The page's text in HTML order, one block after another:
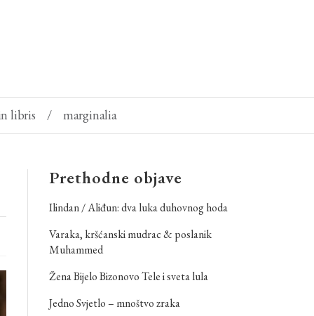
libris / marginalia
Prethodne objave
Ilindan / Aliđun: dva luka duhovnog hoda
Varaka, kršćanski mudrac & poslanik
Muhammed
Žena Bijelo Bizonovo Tele i sveta lula
Jedno Svjetlo – mnoštvo zraka